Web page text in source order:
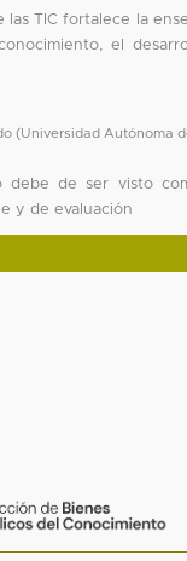
TIC fortalece la
el
(Universidad Autónoma
debe de ser visto
y de evaluación